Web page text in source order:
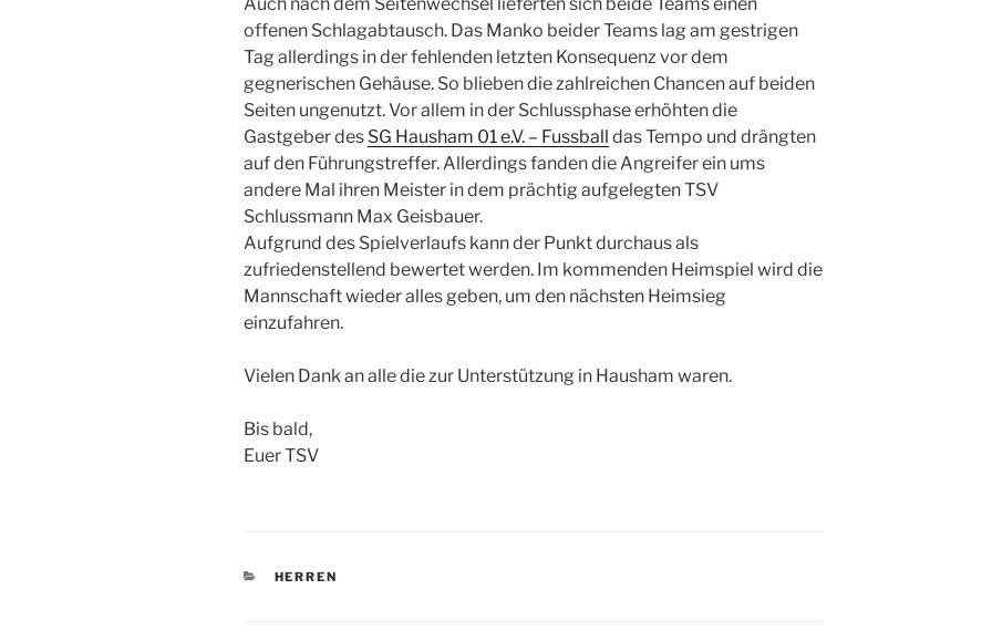
offenen Schlagabtausch. Das Manko beider Teams lag am gestrigen
Tag allerdings in der fehlenden letzten Konsequenz vor dem
gegnerischen Gehäuse. So blieben die zahlreichen Chancen auf beiden
Seiten ungenutzt. Vor allem in der Schlussphase erhöhten die
Gastgeber des SG Hausham 01 e.V. – Fussball das Tempo und drängten
auf den Führungstreffer. Allerdings fanden die Angreifer ein ums
andere Mal ihren Meister in dem prächtig aufgelegten TSV
Schlussmann Max Geisbauer.
Aufgrund des Spielverlaufs kann der Punkt durchaus als
zufriedenstellend bewertet werden. Im kommenden Heimspiel wird die
Mannschaft wieder alles geben, um den nächsten Heimsieg
einzufahren.
Vielen Dank an alle die zur Unterstützung in Hausham waren.
Bis bald,
Euer TSV
KATEGORIEN
HERREN